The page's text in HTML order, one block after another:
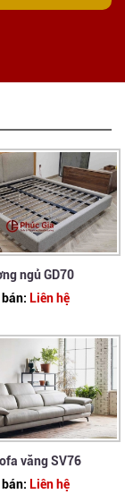
ngủ GD70
Liên hệ
văng SV76
Liên hệ